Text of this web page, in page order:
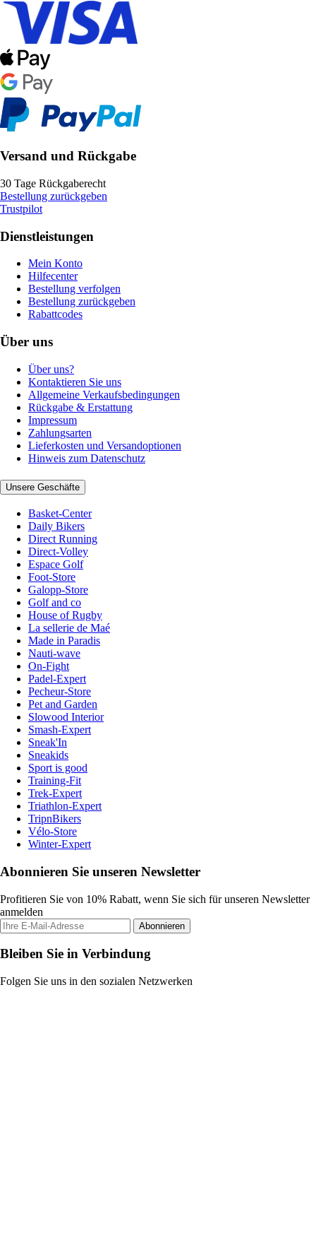
Versand und Rückgabe
30 Tage Rückgaberecht
Bestellung zurückgeben
Trustpilot
Dienstleistungen
Mein Konto
Hilfecenter
Bestellung verfolgen
Bestellung zurückgeben
Rabattcodes
Über uns
Über uns?
Kontaktieren Sie uns
Allgemeine Verkaufsbedingungen
Rückgabe & Erstattung
Impressum
Zahlungsarten
Lieferkosten und Versandoptionen
Hinweis zum Datenschutz
Unsere Geschäfte
Basket-Center
Daily Bikers
Direct Running
Direct-Volley
Espace Golf
Foot-Store
Galopp-Store
Golf and co
House of Rugby
La sellerie de Maé
Made in Paradis
Nauti-wave
On-Fight
Padel-Expert
Pecheur-Store
Pet and Garden
Slowood Interior
Smash-Expert
Sneak'In
Sneakids
Sport is good
Training-Fit
Trek-Expert
Triathlon-Expert
TripnBikers
Vélo-Store
Winter-Expert
Abonnieren Sie unseren Newsletter
Profitieren Sie von 10% Rabatt, wenn Sie sich für unseren Newsletter
anmelden
Abonnieren
Bleiben Sie in Verbindung
Folgen Sie uns in den sozialen Netzwerken